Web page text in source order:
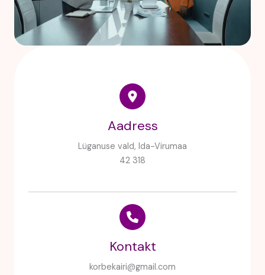
Aadress
Lüganuse vald, Ida-Virumaa
42 318
Kontakt
korbekairi@gmail.com